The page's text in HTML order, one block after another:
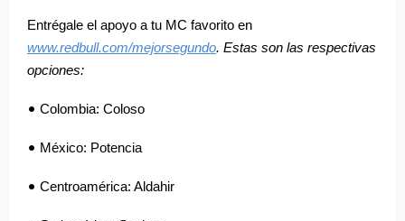
Entrégale el apoyo a tu MC favorito en
www.redbull.com/mejorsegundo. Estas son las respectivas
opciones:
• Colombia: Coloso
• México: Potencia
• Centroamérica: Aldahir